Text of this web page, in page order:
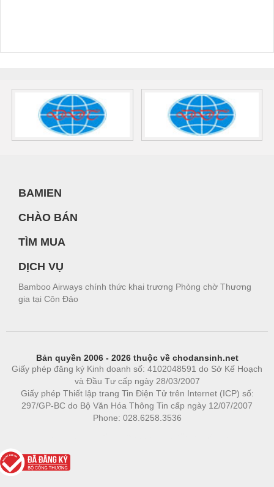
BAMIEN
CHÀO BÁN
TÌM MUA
DỊCH VỤ
Bamboo Airways chính thức khai trương Phòng chờ Thương
gia tại Côn Đảo
Bản quyền 2006 - 2026 thuộc về chodansinh.net
Giấy phép đăng ký Kinh doanh số: 4102048591 do Sở Kế Hoạch
và Đầu Tư cấp ngày 28/03/2007
Giấy phép Thiết lập trang Tin Điện Tử trên Internet (ICP) số:
297/GP-BC do Bộ Văn Hóa Thông Tin cấp ngày 12/07/2007
Phone: 028.6258.3536